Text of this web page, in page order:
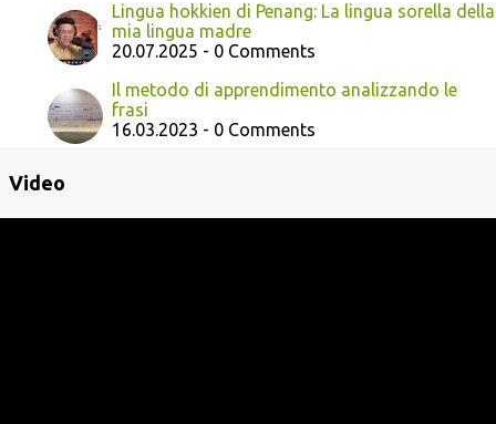
Lingua hokkien di Penang: La lingua sorella della
mia lingua madre
20.07.2025 - 0 Comments
Il metodo di apprendimento analizzando le
frasi
16.03.2023 - 0 Comments
Video